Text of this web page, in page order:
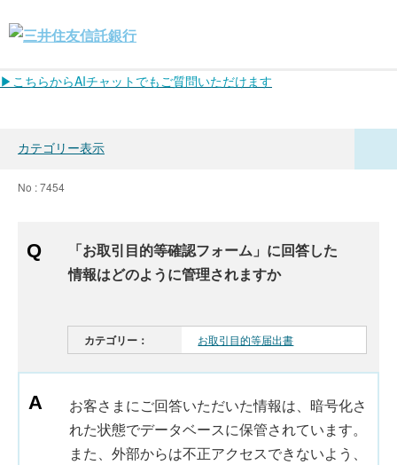
▶こちらからAIチャットでもご質問いただけます
カテゴリー表示
No : 7454
「お取引目的等確認フォーム」に回答した
情報はどのように管理されますか
カテゴリー： お取引目的等届出書
お客さまにご回答いただいた情報は、暗号化さ
れた状態でデータベースに保管されています。
また、外部からは不正アクセスできないよう、